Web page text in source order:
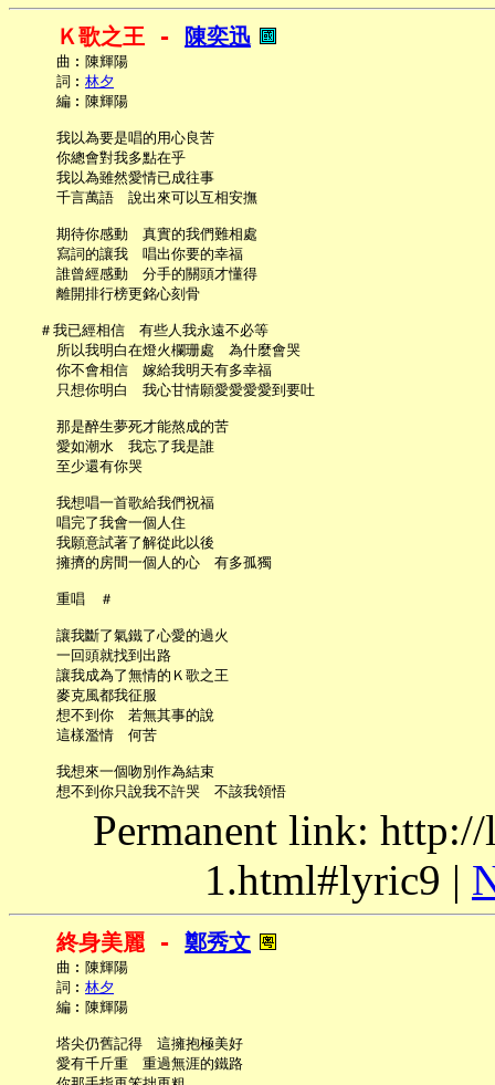
Ｋ歌之王 - 陳奕迅
     曲︰陳輝陽
     詞︰
林夕
     編︰陳輝陽
     我以為要是唱的用心良苦
     你總會對我多點在乎
     我以為雖然愛情已成往事
     千言萬語　說出來可以互相安撫
     期待你感動　真實的我們難相處
     寫詞的讓我　唱出你要的幸福
     誰曾經感動　分手的關頭才懂得
     離開排行榜更銘心刻骨
   ＃我已經相信　有些人我永遠不必等
     所以我明白在燈火欄珊處　為什麼會哭
     你不會相信　嫁給我明天有多幸福
     只想你明白　我心甘情願愛愛愛愛到要吐
     那是醉生夢死才能熬成的苦
     愛如潮水　我忘了我是誰
     至少還有你哭
     我想唱一首歌給我們祝福
     唱完了我會一個人住
     我願意試著了解從此以後
     擁擠的房間一個人的心　有多孤獨
     重唱　＃
     讓我斷了氣鐵了心愛的過火
     一回頭就找到出路
     讓我成為了無情的Ｋ歌之王
     麥克風都我征服
     想不到你　若無其事的說
     這樣濫情　何苦
     我想來一個吻別作為結束
Permanent link:
1.html#lyric9 |
終身美麗 - 鄭秀文
     曲︰陳輝陽
     詞︰
林夕
     編︰陳輝陽
     塔尖仍舊記得　這擁抱極美好
     愛有千斤重　重過無涯的鐵路